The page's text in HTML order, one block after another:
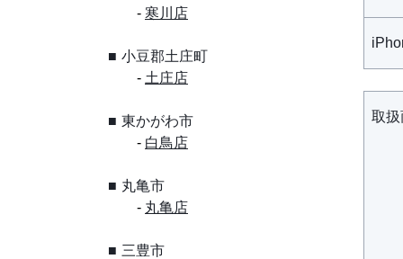
寒川店
小豆郡土庄町
土庄店
東かがわ市
白鳥店
丸亀市
丸亀店
三豊市
取